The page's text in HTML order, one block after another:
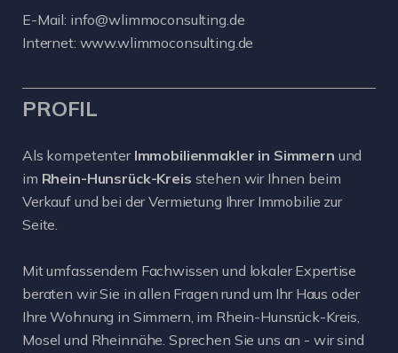
E-Mail: info@wlimmoconsulting.de
Internet: www.wlimmoconsulting.de
PROFIL
Als kompetenter Immobilienmakler in Simmern und
im Rhein-Hunsrück-Kreis stehen wir Ihnen beim
Verkauf und bei der Vermietung Ihrer Immobilie zur
Seite.
Mit umfassendem Fachwissen und lokaler Expertise
beraten wir Sie in allen Fragen rund um Ihr Haus oder
Ihre Wohnung in Simmern, im Rhein-Hunsrück-Kreis,
Mosel und Rheinnähe. Sprechen Sie uns an - wir sind